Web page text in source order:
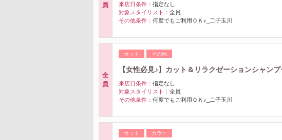
員
来店日条件： 指定なし
対象スタイリスト： 全員
その他条件： 何度でもご利用ＯＫ♪_二子玉川
全
員
カット その他
【女性必見♪】カット＆リラクゼーションシャン
来店日条件： 指定なし
対象スタイリスト： 全員
その他条件： 何度でもご利用ＯＫ♪_二子玉川
カット カラー